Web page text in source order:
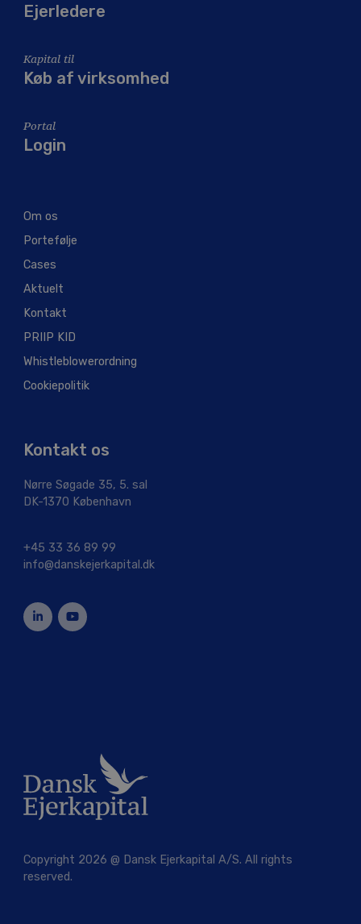
Ejerledere
Kapital til
Køb af virksomhed
Portal
Login
Om os
Portefølje
Cases
Aktuelt
Kontakt
PRIIP KID
Whistleblowerordning
Cookiepolitik
Kontakt os
Nørre Søgade 35, 5. sal
DK-1370 København
+45 33 36 89 99
info@danskejerkapital.dk
Copyright 2026 @ Dansk Ejerkapital A/S. All rights
reserved.